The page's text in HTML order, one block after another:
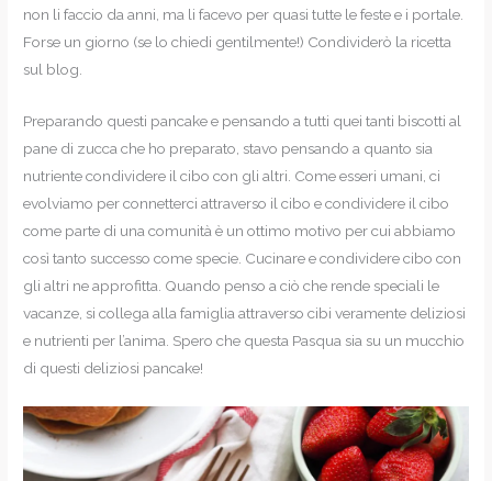
non li faccio da anni, ma li facevo per quasi tutte le feste e i portale.
Forse un giorno (se lo chiedi gentilmente!) Condividerò la ricetta
sul blog.
Preparando questi pancake e pensando a tutti quei tanti biscotti al
pane di zucca che ho preparato, stavo pensando a quanto sia
nutriente condividere il cibo con gli altri. Come esseri umani, ci
evolviamo per connetterci attraverso il cibo e condividere il cibo
come parte di una comunità è un ottimo motivo per cui abbiamo
così tanto successo come specie. Cucinare e condividere cibo con
gli altri ne approfitta. Quando penso a ciò che rende speciali le
vacanze, si collega alla famiglia attraverso cibi veramente deliziosi
e nutrienti per l’anima. Spero che questa Pasqua sia su un mucchio
di questi deliziosi pancake!